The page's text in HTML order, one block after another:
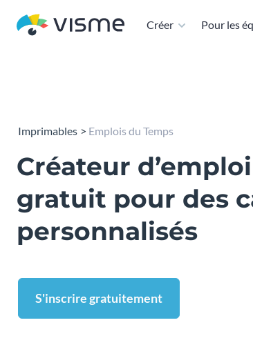
Créer Pour les
Imprimables Emplois du Temps
Créateur
gratuit pour des
personnalisés
S'inscrire gratuitement